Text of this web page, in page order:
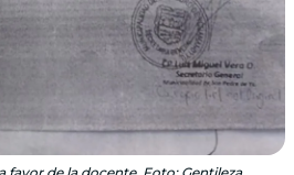
favor de la docente. Foto: Gentileza